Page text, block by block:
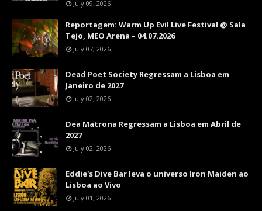
July 09, 2026
Reportagem: Warm Up Evil Live Festival @ Sala
Tejo, MEO Arena – 04.07.2026
July 07, 2026
Dead Poet Society Regressam a Lisboa em
Janeiro de 2027
July 02, 2026
Dea Matrona Regressam a Lisboa em Abril de
2027
July 02, 2026
Eddie's Dive Bar leva o universo Iron Maiden ao
Lisboa ao Vivo
July 01, 2026